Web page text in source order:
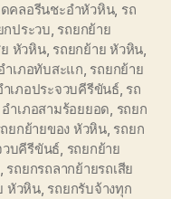
คลอรีนชะอำหัวหิน, รถ
กประวบ, รถยกย้าย
ย หัวหิน, รถยกย้าย หัวหิน,
ำเภอทับสะแก, รถยกย้าย
ำเภอประจวบคีรีขันธ์, รถ
ำเภอสามร้อยยอด, รถยก
ยกย้ายของ หัวหิน, รถยก
วบคีรีขันธ์, รถยกย้าย
, รถยกรถลากย้ายรถเสีย
หัวหิน, รถยกรับจ้างทุก